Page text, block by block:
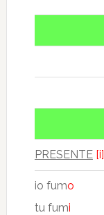
PRESENTE [i]
io fumo
tu fumi